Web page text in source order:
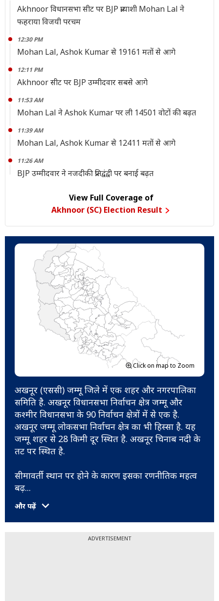
Akhnoor विधानसभा सीट पर BJP प्रत्याशी Mohan Lal ने
फहराया विजयी परचम
12:30 PM
Mohan Lal, Ashok Kumar से 19161 मतों से आगे
12:11 PM
Akhnoor सीट पर BJP उम्मीदवार सबसे आगे
11:53 AM
Mohan Lal ने Ashok Kumar पर ली 14501 वोटों की बढ़त
11:39 AM
Mohan Lal, Ashok Kumar से 12411 मतों से आगे
11:26 AM
BJP उम्मीदवार ने नजदीकी प्रतिद्वंद्वी पर बनाई बढ़त
View Full Coverage of
Akhnoor (SC) Election Result
Click on map to Zoom
अखनूर (एससी) जम्मू जिले में एक शहर और नगरपालिका
समिति है. अखनूर विधानसभा निर्वाचन क्षेत्र जम्मू और
कश्मीर विधानसभा के 90 निर्वाचन क्षेत्रों में से एक है.
अखनूर जम्मू लोकसभा निर्वाचन क्षेत्र का भी हिस्सा है. यह
जम्मू शहर से 28 किमी दूर स्थित है. अखनूर चिनाब नदी के
तट पर स्थित है.
सीमावर्ती स्थान पर होने के कारण इसका रणनीतिक महत्व
बढ़...
और पढ़ें
ADVERTISEMENT